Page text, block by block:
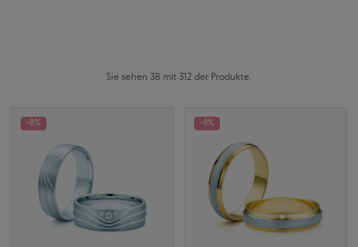
Sie sehen 38 mit 312 der Produkte.
-8% -8%